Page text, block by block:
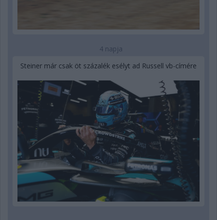
4 napja
Steiner már csak öt százalék esélyt ad Russell vb-címére